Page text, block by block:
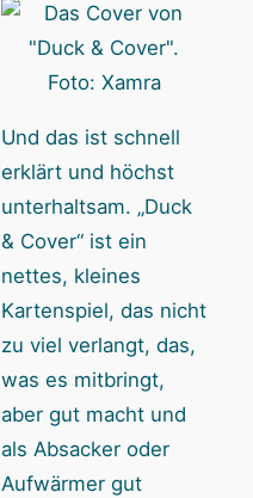
Foto: Xamra
Und das ist schnell
erklärt und höchst
unterhaltsam. „Duck
& Cover“ ist ein
nettes, kleines
Kartenspiel, das nicht
zu viel verlangt, das,
was es mitbringt,
aber gut macht und
als Absacker oder
Aufwärmer gut